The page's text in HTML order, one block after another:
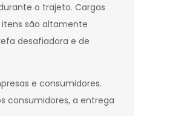
o trajeto. Cargas
são altamente
desafiadora e de
e consumidores.
consumidores, a entrega